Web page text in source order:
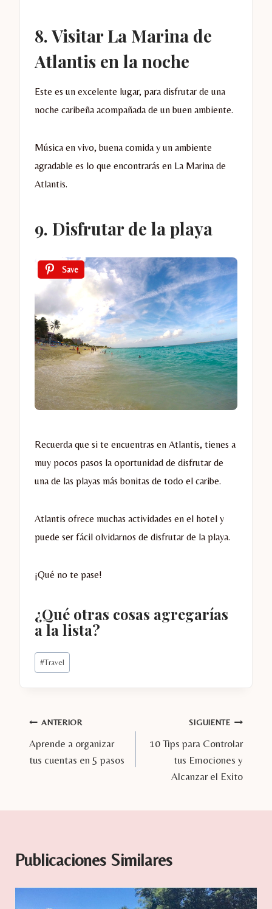
8. Visitar La Marina de
Atlantis en la noche
Este es un excelente lugar, para disfrutar de una
noche caribeña acompañada de un buen ambiente.
Música en vivo, buena comida y un ambiente
agradable es lo que encontrarás en La Marina de
Atlantis.
9. Disfrutar de la playa
Save
Recuerda que si te encuentras en Atlantis, tienes a
muy pocos pasos la oportunidad de disfrutar de
una de las playas más bonitas de todo el caribe.
Atlantis ofrece muchas actividades en el hotel y
puede ser fácil olvidarnos de disfrutar de la playa.
¡Qué no te pase!
¿Qué otras cosas agregarías
a la lista?
Etiquetas
de
#Travel
Navegación
de
ANTERIOR
Aprende a organizar
tus cuentas en 5 pasos
SIGUIENTE
10 Tips para Controlar
tus Emociones y
Alcanzar el Exito
Publicaciones Similares